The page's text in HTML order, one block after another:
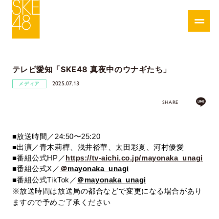
テレビ愛知「SKE48 真夜中のウナギたち」
メディア 2025.07.13
SHARE
■放送時間／24:50〜25:20
■出演／青木莉樺、浅井裕華、太田彩夏、河村優愛
■番組公式HP／ https://tv-aichi.co.jp/mayonaka_unagi
■番組公式X／ ＠mayonaka_unagi
■番組公式TikTok／ ＠mayonaka_unagi
※放送時間は放送局の都合などで変更になる場合があり
ますので予めご了承ください